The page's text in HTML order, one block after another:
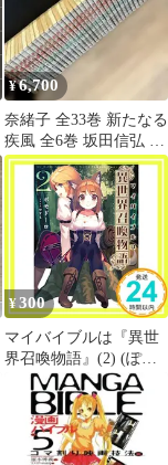
¥6,700
奈緒子 全33巻 新たなる
疾風 全6巻 坂田信弘 中
原裕 青年漫画 全巻 小
¥300
マイバイブルは『異世
界召喚物語』(2) (ぽに
きゃんBOOKSライトノ
ベルシリーズ) [文庫]
ポモドーロ; やすも_03